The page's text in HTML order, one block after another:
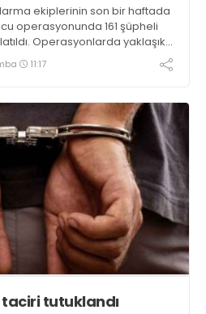
ekiplerinin son bir haftada
operasyonunda 161 şüpheli
Operasyonlarda yaklaşık
ile 121 kök kenevir bitkisi
11:17
tutuklandı